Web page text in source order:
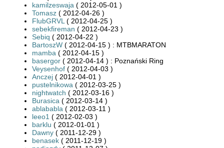
kamilzeswaja ( 2012-05-01 )
Tomasz ( 2012-04-26 )
FlubGRVL ( 2012-04-25 )
sebekfireman ( 2012-04-23 )
Sebiq ( 2012-04-22 )
BartoszW ( 2012-04-15 ) : MTBMARATON
mamba ( 2012-04-15 )
basergor ( 2012-04-14 ) : Poznański Ring
Veysenhof ( 2012-04-03 )
Anczej ( 2012-04-01 )
pustelnikowa ( 2012-03-25 )
nightwatch ( 2012-03-16 )
Burasica ( 2012-03-14 )
ablababla ( 2012-03-11 )
leeo1 ( 2012-02-03 )
barklu ( 2012-01-01 )
Dawny ( 2011-12-29 )
benasek ( 2011-12-19 )